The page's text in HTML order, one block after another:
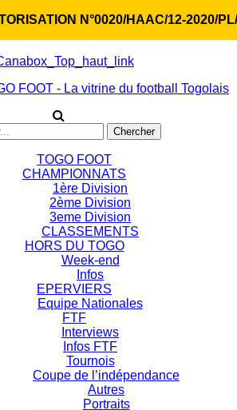
N°0020/HAAC/12-2020/
FOOT - La vitrine du football Togolais
TOGO FOOT
CHAMPIONNATS
1ère Division
2ème Division
3eme Division
CLASSEMENTS
HORS DU TOGO
Week-end
Infos
EPERVIERS
Equipe Nationales
FTF
Interviews
Infos FTF
Tournois
Coupe de l’indépendance
Autres
Portraits